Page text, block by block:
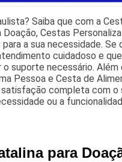
Saiba que com a
Cestas
a sua necessidade.
cuidadoso e
suporte necessário. Além
Pessoa e Cesta de
completa com o
ou a
para